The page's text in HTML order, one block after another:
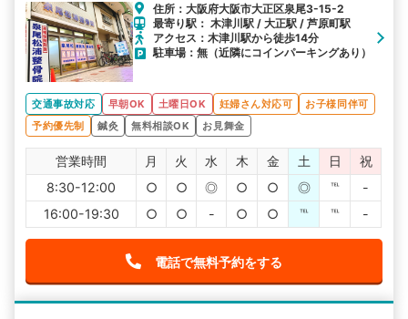
住所：大阪府大阪市大正区泉尾3-15-2
最寄り駅： 木津川駅 / 大正駅 / 芦原町駅
アクセス：木津川駅から徒歩14分
駐車場：無（近隣にコインパーキングあり）
交通事故対応 早朝OK 土曜日OK 妊婦さん対応可
お子様同伴可
予約優先制
鍼灸 無料相談OK お見舞金
営業時間 月 火 水 木 金 土 日
祝
8:30-12:00
○ ○ ◎ ○ ○ ◎ ℡
-
16:00-19:30
○ ○ - ○ ○ ℡ ℡ -
電話で無料予約をする